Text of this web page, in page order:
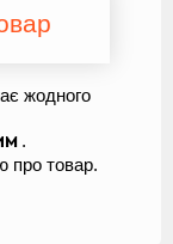
жодного
.
про товар.